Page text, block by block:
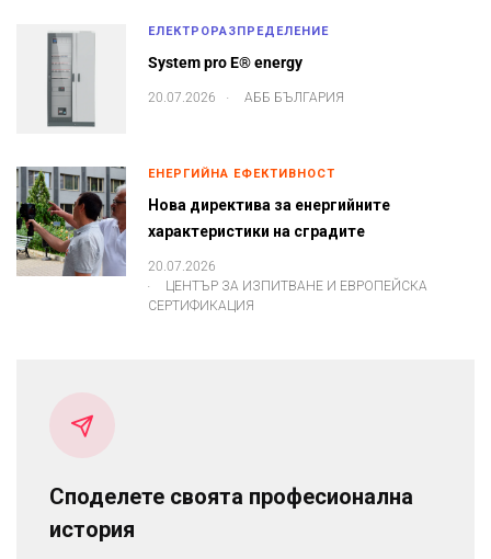
ЕЛЕКТРОРАЗПРЕДЕЛЕНИЕ
System pro E® energy
20.07.2026 АББ БЪЛГАРИЯ
ЕНЕРГИЙНА ЕФЕКТИВНОСТ
Нова директива за енергийните
характеристики на сградите
20.07.2026
ЦЕНТЪР ЗА ИЗПИТВАНЕ И ЕВРОПЕЙСКА
СЕРТИФИКАЦИЯ
Споделете своята професионална
история